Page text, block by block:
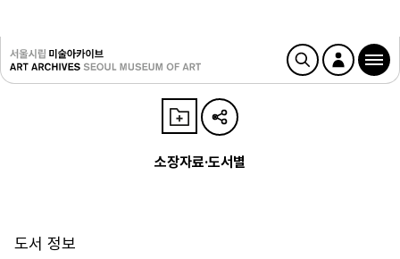
소장자료·도서별
도서 정보